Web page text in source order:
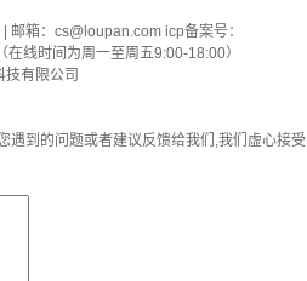
箱： cs@loupan.com icp备案号：
线时间为周一至周五9:00-18:00）
有限公司
遇到的问题或者建议反馈给我们,我们虚心接受